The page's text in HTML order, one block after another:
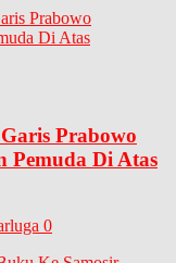
Prabowo
Di Atas
0